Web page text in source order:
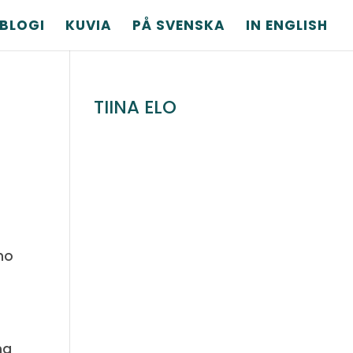
BLOGI KUVIA PÅ SVENSKA IN ENGLISH
TIINA ELO